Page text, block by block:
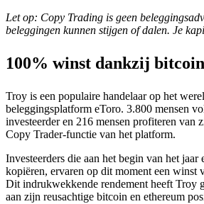
Let op: Copy Trading is geen
beleggingen kunnen stijgen of dalen. Je
100% winst dankzij
Troy is een populaire handelaar op het
beleggingsplatform eToro. 3.800 mensen
investeerder en 216 mensen profiteren van
Copy Trader-functie van het platform.
Investeerders die aan het begin van het
kopiëren, ervaren op dit moment een winst
Dit indrukwekkende rendement heeft Troy
aan zijn reusachtige bitcoin en ethereum